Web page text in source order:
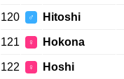
120 ♂ Hitoshi
121 ♀ Hokona
122 ♀ Hoshi